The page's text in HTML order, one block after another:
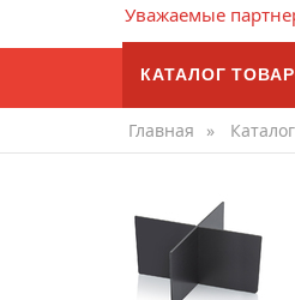
Уважаемые
КАТАЛОГ
Главная » Каталог